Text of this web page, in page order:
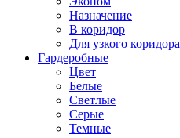
Назначение
В коридор
Для узкого коридора
Гардеробные
Цвет
Белые
Светлые
Серые
Темные